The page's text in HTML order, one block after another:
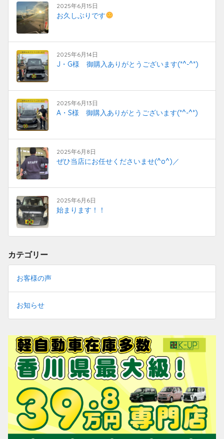
2025年6月15日
お久しぶりです
2025年6月14日
J・G様 御購入ありがとうございます(*^-^*)
2025年6月13日
A・S様 御購入ありがとうございます(*^-^*)
2025年6月8日
ぜひ当店にお任せくださいませ(^o^)／
2025年6月6日
始まります！！
カテゴリー
お客様の声
お知らせ